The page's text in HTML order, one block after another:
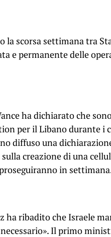
la scorsa settimana tra
e permanente delle
ha dichiarato che
per il Libano durante i
diffuso una
creazione di una
in
ribadito che Israele
Il primo